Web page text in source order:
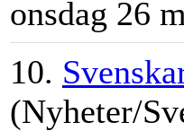
onsdag 26
10.
(Nyheter/